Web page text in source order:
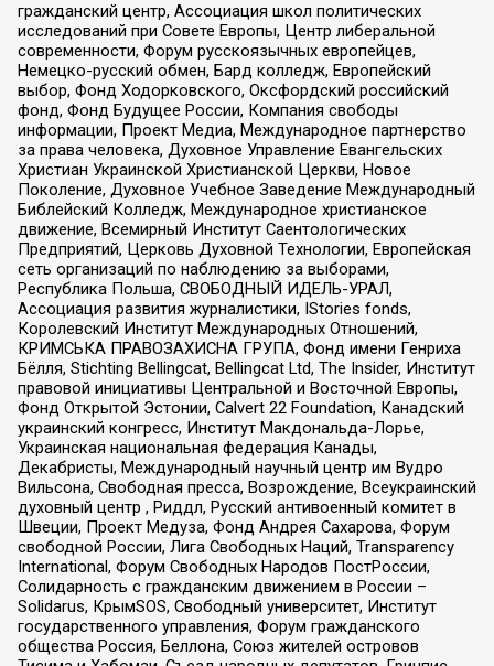
гражданский центр, Ассоциация школ политических
исследований при Совете Европы, Центр либеральной
современности, Форум русскоязычных европейцев,
Немецко-русский обмен, Бард колледж, Европейский
выбор, Фонд Ходорковского, Оксфордский российский
фонд, Фонд Будущее России, Компания свободы
информации, Проект Медиа, Международное партнерство
за права человека, Духовное Управление Евангельских
Христиан Украинской Христианской Церкви, Новое
Поколение, Духовное Учебное Заведение Международный
Библейский Колледж, Международное христианское
движение, Всемирный Институт Саентологических
Предприятий, Церковь Духовной Технологии, Европейская
сеть организаций по наблюдению за выборами,
Республика Польша, СВОБОДНЫЙ ИДЕЛЬ-УРАЛ,
Ассоциация развития журналистики, IStories fonds,
Королевский Институт Международных Отношений,
КРИМСЬКА ПРАВОЗАХИСНА ГРУПА, Фонд имени Генриха
Бёлля, Stichting Bellingcat, Bellingcat Ltd, The Insider, Институт
правовой инициативы Центральной и Восточной Европы,
Фонд Открытой Эстонии, Calvert 22 Foundation, Канадский
украинский конгресс, Институт Макдональда-Лорье,
Украинская национальная федерация Канады,
Декабристы, Международный научный центр им Вудро
Вильсона, Свободная пресса, Возрождение, Всеукраинский
духовный центр , Риддл, Русский антивоенный комитет в
Швеции, Проект Медуза, Фонд Андрея Сахарова, Форум
свободной России, Лига Свободных Наций, Transparеncy
International, Форум Свободных Народов ПостРоссии,
Солидарность с гражданским движением в России –
Solidarus, КрымSOS, Свободный университет, Институт
государственного управления, Форум гражданского
общества Россия, Беллона, Союз жителей островов